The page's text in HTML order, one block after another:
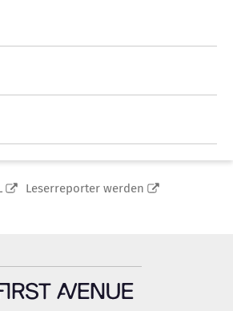
Leserreporter werden